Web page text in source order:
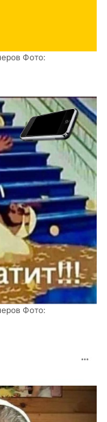
Фото:
Фото: